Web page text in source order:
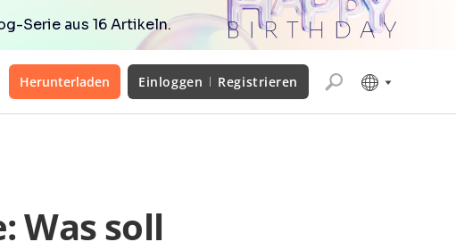
Serie aus 16 Artikeln.
Herunterladen Einloggen Registrieren
Was soll